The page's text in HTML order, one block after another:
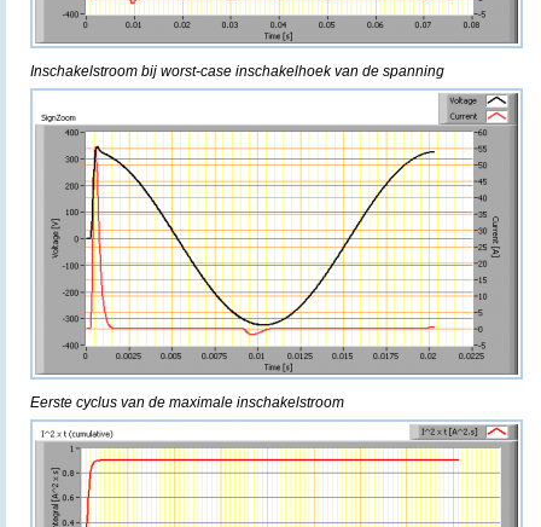
Inschakelstroom bij worst-case inschakelhoek van de spanning
Eerste cyclus van de maximale inschakelstroom